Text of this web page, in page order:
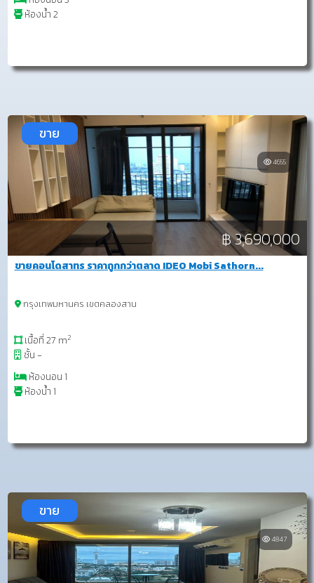
ห้องน้ำ 2
ขาย
4655
฿ 3,690,000
ขายคอนโดสาทร ราคาถูกกว่าตลาด IDEO Mobi Sathorn...
กรุงเทพมหานคร เขตคลองสาน
เนื้อที่ 27 m2
ชั้น -
ห้องนอน 1
ห้องน้ำ 1
ขาย
4847